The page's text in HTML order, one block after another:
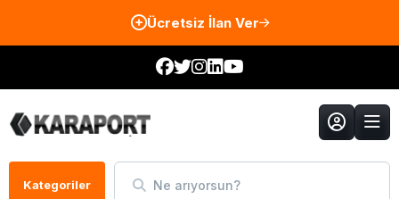
Ücretsiz İlan Ver
Kategoriler Ne arıyorsun?